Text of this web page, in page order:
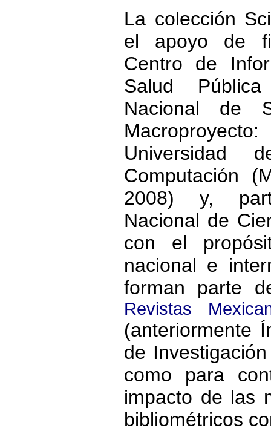
La colección
el apoyo de
Centro de
Salud
Nacional de
Computación
2008) y,
Nacional de
con el
nacional e
forman parte
Revistas
(anteriormente
de
como para
impacto de las
bibliométricos